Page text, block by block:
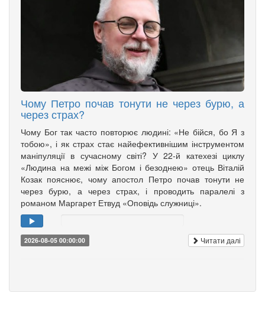
Чому Петро почав тонути не через бурю, а
через страх?
Чому Бог так часто повторює людині: «Не бійся, бо Я з
тобою», і як страх стає найефективнішим інструментом
маніпуляції в сучасному світі? У 22-й катехезі циклу
«Людина на межі між Богом і безоднею» отець Віталій
Козак пояснює, чому апостол Петро почав тонути не
через бурю, а через страх, і проводить паралелі з
романом Маргарет Етвуд «Оповідь служниці».
2026-08-05 00:00:00 Читати далі